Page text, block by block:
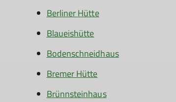
Berliner Hütte
Blaueishütte
Bodenschneidhaus
Bremer Hütte
Brünnsteinhaus